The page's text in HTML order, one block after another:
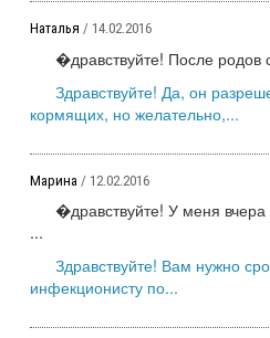
Наталья / 14.02.2016
�дравствуйте! После родов
Здравствуйте! Да, он
кормящих, но желательно,...
Марина / 12.02.2016
�дравствуйте! У меня
...
Здравствуйте! Вам нужно
инфекционисту по...